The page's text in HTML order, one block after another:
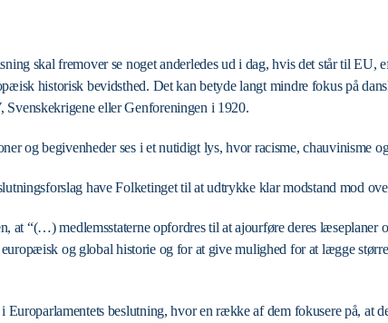
skal fremover se noget anderledes ud i dag, hvis det står til EU,
historisk bevidsthed. Det kan betyde langt mindre fokus på
eller Genforeningen i 1920.
og begivenheder ses i et nutidigt lys, hvor racisme, chauvinisme
have Folketinget til at udtrykke klar modstand mod
at “(…) medlemsstaterne opfordres til at ajourføre deres læseplaner
og global historie og for at give mulighed for at lægge
Europarlamentets beslutning, hvor en række af dem fokusere på, at